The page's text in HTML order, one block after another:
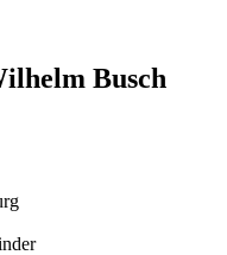
Busch